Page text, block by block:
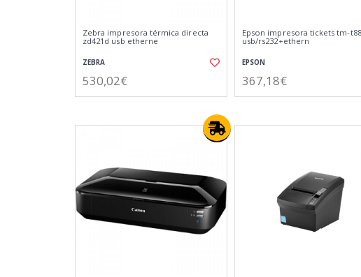
Zebra impresora térmica directa
zd421d usb etherne
ZEBRA
530,02€
Epson impresora tickets tm-
usb/rs232+ethern
EPSON
367,18€